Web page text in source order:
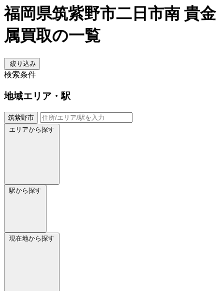
福岡県筑紫野市二日市南 貴金
属買取の一覧
絞り込み
検索条件
地域エリア・駅
筑紫野市
エリアから探す
駅から探す
現在地から探す